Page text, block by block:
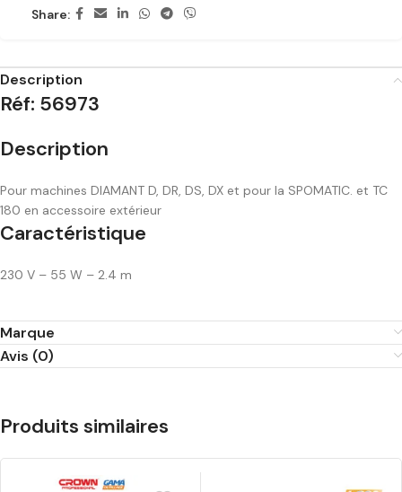
Share:
Description
Réf: 56973
Description
Pour machines DIAMANT D, DR, DS, DX et pour la SPOMATIC. et TC
180 en accessoire extérieur
Caractéristique
230 V – 55 W – 2.4 m
Marque
Avis (0)
Produits similaires